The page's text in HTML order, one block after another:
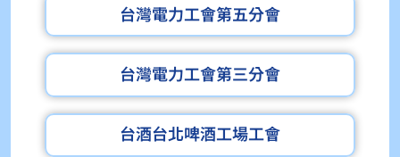
台灣電力工會第五分會
台灣電力工會第三分會
台酒台北啤酒工場工會